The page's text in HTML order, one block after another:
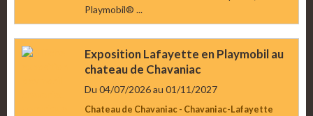
Playmobil® ...
Exposition Lafayette en Playmobil au
chateau de Chavaniac
Du 04/07/2026au 01/11/2027
Chateau de Chavaniac - Chavaniac-Lafayette